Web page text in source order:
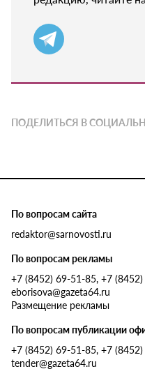
ПОДЕЛИТЬСЯ В
По вопросам сайта
redaktor@sarnovosti.ru
По вопросам рекламы
+7 (8452) 69-51-85, +7
eborisova@gazeta64.ru
Размещение рекламы
По вопросам публикации
+7 (8452) 69-51-85, +7
tender@gazeta64.ru